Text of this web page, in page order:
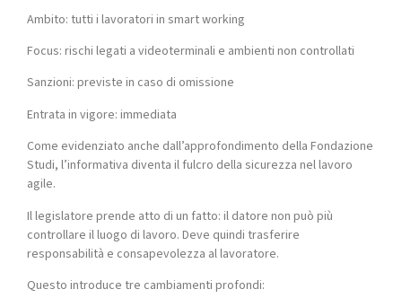
Ambito: tutti i lavoratori in smart working
Focus: rischi legati a videoterminali e ambienti non controllati
Sanzioni: previste in caso di omissione
Entrata in vigore: immediata
Come evidenziato anche dall’approfondimento della Fondazione
Studi, l’informativa diventa il fulcro della sicurezza nel lavoro
agile.
Il legislatore prende atto di un fatto: il datore non può più
controllare il luogo di lavoro. Deve quindi trasferire
responsabilità e consapevolezza al lavoratore.
Questo introduce tre cambiamenti profondi: